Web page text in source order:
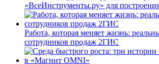
«ВсеИнструменты.ру» для
Работа, которая меняет жизнь:
сотрудников продаж 2ГИС